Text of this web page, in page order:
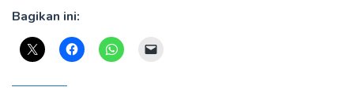
Bagikan ini: